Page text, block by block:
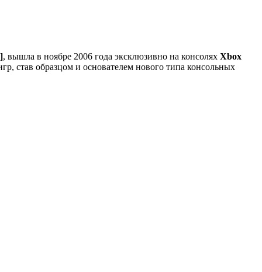
, вышла в ноябре 2006 года эксклюзивно на консолях Xbox
став образцом и основателем нового типа консольных